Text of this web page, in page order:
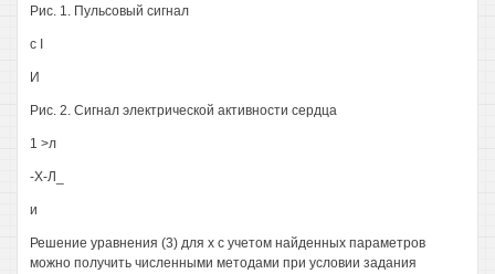
Рис. 1. Пульсовый сигнал
с I
И
Рис. 2. Сигнал электрической активности сердца
1 >л
-Х-Л_
и
Решение уравнения (3) для х с учетом найденных параметров
можно получить численными методами при условии задания